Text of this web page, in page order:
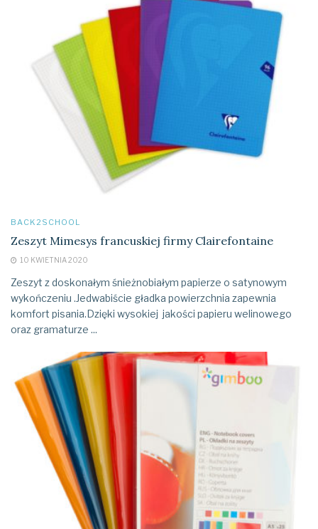
BACK2SCHOOL
Zeszyt Mimesys francuskiej firmy Clairefontaine
10 KWIETNIA 2020
Zeszyt z doskonałym śnieżnobiałym papierze o satynowym
wykończeniu .Jedwabiście gładka powierzchnia zapewnia
komfort pisania.Dzięki wysokiej jakości papieru welinowego
oraz gramaturze ...